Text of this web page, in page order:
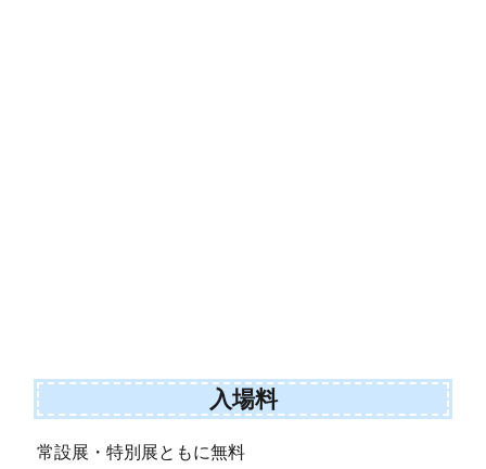
入場料
常設展・特別展ともに無料